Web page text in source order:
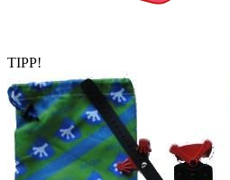
TIPP!